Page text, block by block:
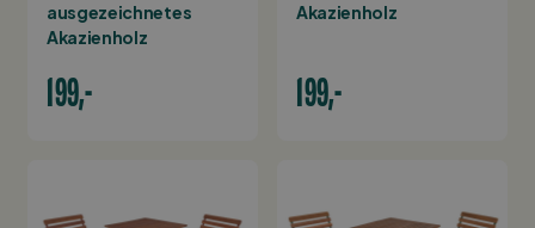
ausgezeichnetes
Akazienholz
199,-
Akazienholz
199,-